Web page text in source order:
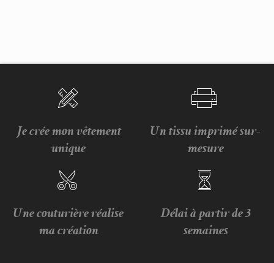
Je crée mon vêtement
unique
Un tissu imprimé sur-
mesure
Une couturière réalise
ma création
Délai à partir de 3
semaines